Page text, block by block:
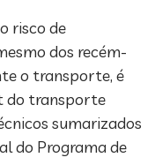
risco de
dos recém-
o transporte, é
do transporte
sumarizados
do Programa de